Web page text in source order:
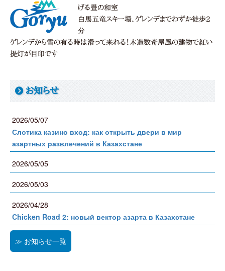
げる畳の和室
白馬五竜スキー場、ゲレンデまでわずか徒歩2
分
ゲレンデから雪の有る時は滑って来れる！木造数奇屋風の建物で紅い
提灯が目印です
お知らせ
2026/05/07
Слотика казино вход: как открыть двери в мир
азартных развлечений в Казахстане
2026/05/05
2026/05/03
2026/04/28
Chicken Road 2: новый вектор азарта в Казахстане
≫ お知らせ一覧